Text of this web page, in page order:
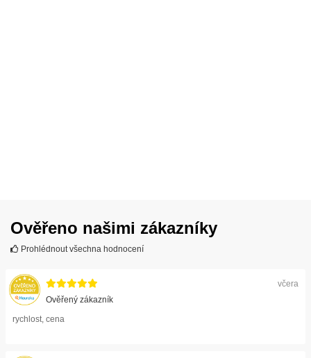
Ověřeno našimi zákazníky
Prohlédnout všechna hodnocení
včera
Ověřený zákazník
rychlost, cena